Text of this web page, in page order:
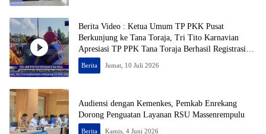
Berita Video : Ketua Umum TP PKK Pusat
Berkunjung ke Tana Toraja, Tri Tito Karnavian
Apresiasi TP PPK Tana Toraja Berhasil Registrasi
50% Posyandu
Berita Jumat, 10 Juli 2026
Audiensi dengan Kemenkes, Pemkab Enrekang
Dorong Penguatan Layanan RSU Massenrempulu
Berita Kamis, 4 Juni 2026